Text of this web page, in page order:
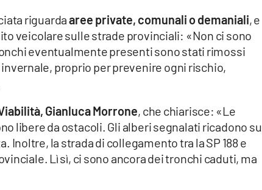
riguardaaree private, comunali o demaniali, e
veicolare sulle strade provinciali: «Non ci sono
eventualmente presenti sono stati rimossi
proprio per prevenire ogni rischio,
Gianluca Morrone, che chiarisce: «Le
libere da ostacoli. Gli alberi segnalati ricadono su
la strada di collegamento tra la SP 188 e
Lì sì, ci sono ancora dei tronchi caduti, ma